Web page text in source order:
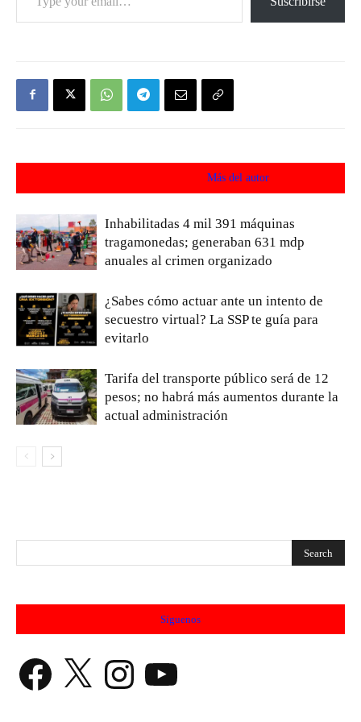
Más del autor
Inhabilitadas 4 mil 391 máquinas
tragamonedas; generaban 631 mdp
anuales al crimen organizado
¿Sabes cómo actuar ante un intento de
secuestro virtual? La SSP te guía para
evitarlo
Tarifa del transporte público será de 12
pesos; no habrá más aumentos durante la
actual administración
Síguenos
Facebook X Instagram